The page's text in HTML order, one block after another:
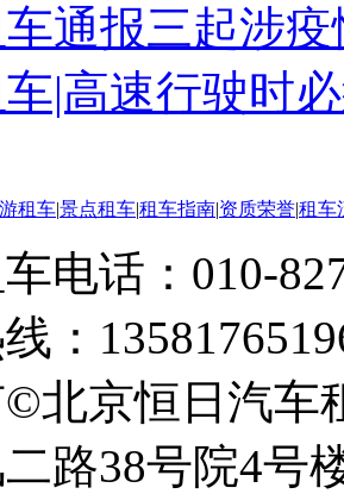
通报三起涉
|高速行驶时
租车|景点租车|租车指南|资质荣誉|租车
电话：010-
：
北京恒日汽车
路38号院4号